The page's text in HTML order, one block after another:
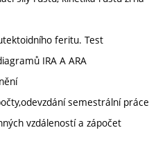
feritu. Test
IRA A ARA
semestrální práce
vzdáleností a zápočet